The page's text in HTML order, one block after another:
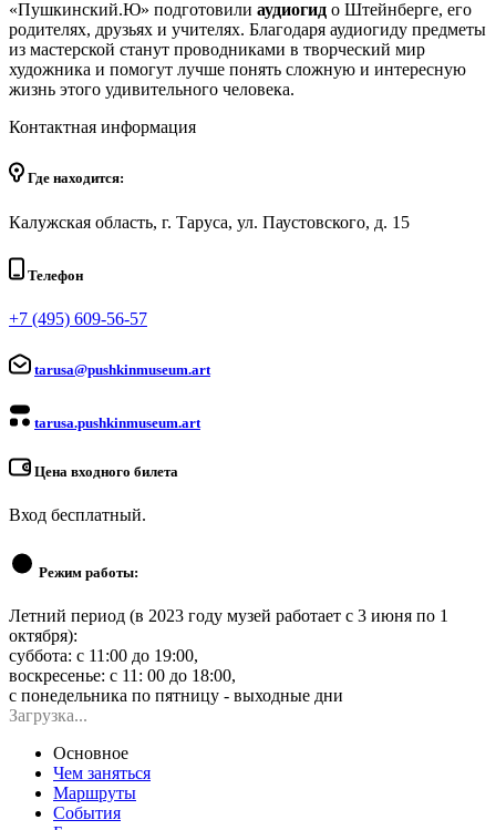
«Пушкинский.Ю» подготовили аудиогид о Штейнберге, его
родителях, друзьях и учителях. Благодаря аудиогиду предметы
из мастерской станут проводниками в творческий мир
художника и помогут лучше понять сложную и интересную
жизнь этого удивительного человека.
Контактная информация
Где находится:
Калужская область, г. Таруса, ул. Паустовского, д. 15
Телефон
+7 (495) 609-56-57
tarusa@pushkinmuseum.art
tarusa.pushkinmuseum.art
Цена входного билета
Вход бесплатный.
Режим работы:
Летний период (в 2023 году музей работает с 3 июня по 1
октября):
суббота: с 11:00 до 19:00,
воскресенье: с 11: 00 до 18:00,
с понедельника по пятницу - выходные дни
Загрузка...
Основное
Чем заняться
Маршруты
События